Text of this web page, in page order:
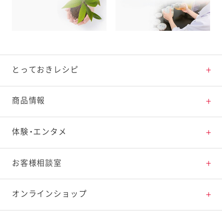
とっておきレシピ
とっておきレシピトップ
素材の知識
料理の基本
特集レシピ
商品情報
商品情報トップ
新商品・リニューアル品一覧
販売終了商品一覧
体験・エンタメ
体験・エンタメトップ
マヨテラス（見学施設）
お客様相談室
お客様相談室トップ
オンラインショップ